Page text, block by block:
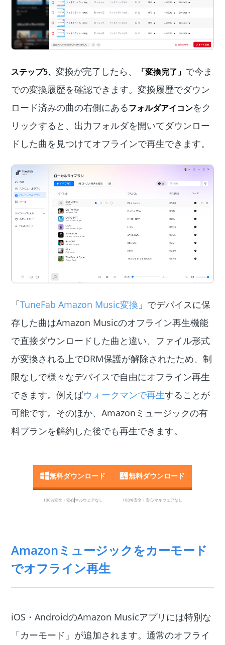
ステップ5、変換が完了したら、 「変換完了」 で今ま
での変換履歴を確認できます。変換履歴でダウン
ロード済みの曲の右側にあるフォルダアイコンをク
リックすると、出力フォルダを開いてダウンロー
ドした曲を見つけてオフラインで再生できます。
「TuneFab Amazon Music変換 」でデバイスに保
存した曲はAmazon Musicのオフライン再生機能
で直接ダウンロードした曲と違い、ファイル形式
が変換される上でDRM保護が解除されたため、制
限なしで様々なデバイスで自由にオフライン再生
できます。例えばウォークマンで再生することが
可能です。そのほか、Amazonミュージックの有
料プランを解約した後でも再生できます。
無料ダウンロード
100%安全・安心マルウェアなし
無料ダウンロード
100%安全・安心マルウェアなし
Amazonミュージックをカーモード
でオフライン再生
iOS・AndroidのAmazon Musicアプリには特別な
「カーモード」が追加されます。通常のオフライ